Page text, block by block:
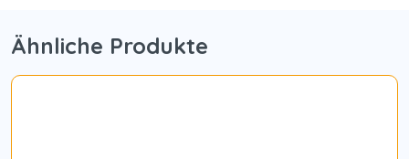
Ähnliche Produkte